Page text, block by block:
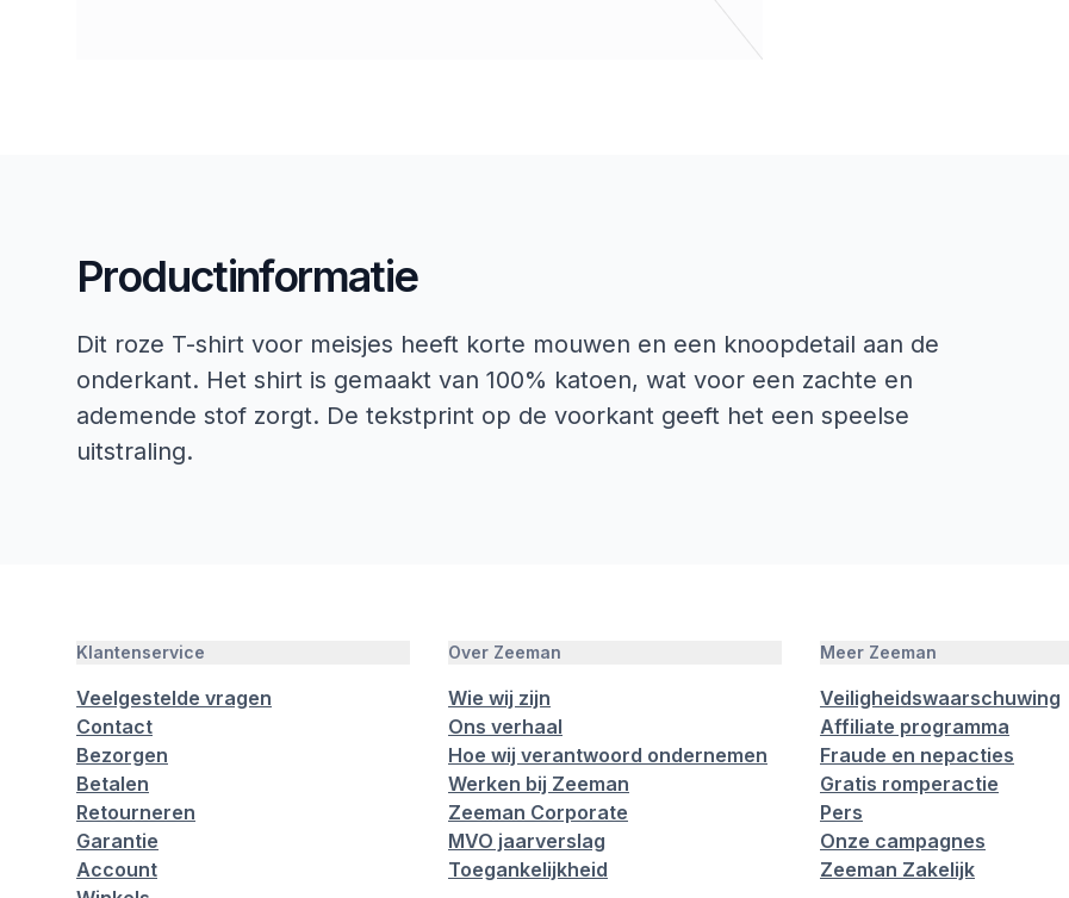
Productinformatie
Dit roze T-shirt voor meisjes heeft korte mouwen en een knoopdetail aan de
onderkant. Het shirt is gemaakt van 100% katoen, wat voor een zachte en
ademende stof zorgt. De tekstprint op de voorkant geeft het een speelse
uitstraling.
Klantenservice
Veelgestelde vragen
Contact
Bezorgen
Betalen
Retourneren
Garantie
Account
Over Zeeman
Wie wij zijn
Ons verhaal
Hoe wij verantwoord ondernemen
Werken bij Zeeman
Zeeman Corporate
MVO jaarverslag
Toegankelijkheid
Meer Zeeman
Veiligheidswaarschuwing
Affiliate programma
Fraude en nepacties
Gratis romperactie
Pers
Onze campagnes
Zeeman Zakelijk